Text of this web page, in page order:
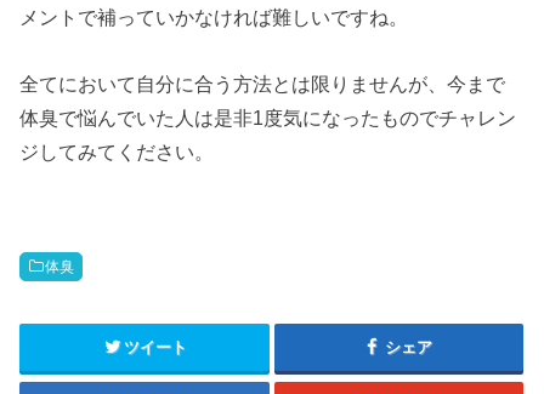
メントで補っていかなければ難しいですね。
全てにおいて自分に合う方法とは限りませんが、今まで
体臭で悩んでいた人は是非1度気になったものでチャレン
ジしてみてください。
体臭
ツイート シェア